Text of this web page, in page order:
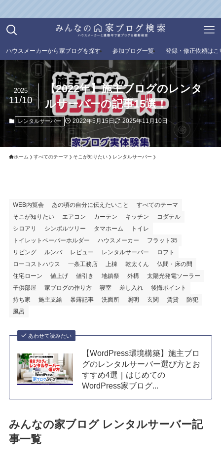
ハウスメーカーから家ブログを探す 参加ブログ一覧 登録・修正依頼はこ
【2022年】施主ブログのレンタ
ルサーバーの記事15選！
2025
11/10
レンタルサーバー 2022年5月15日 2025年11月10日
ホーム すべてのテーマ そこが知りたい レンタルサーバー
WEB内覧会 あの頃の自分に伝えたいこと
すべてのテーマ
そこが知りたい
エアコン カーテン キッチン
コダテル
シロアリ
シンボルツリー タマホーム
トイレ
トイレットペーパーホルダー
ハウスメーカー
フラット35
リビング
ルンバ レビュー レンタルサーバー
ロフト
ローコストハウス
一条工務店 上棟 乾太くん
仏間・床の間
住宅ローン
値上げ 値引き 地鎮祭 外構
太陽光発電ソーラー
子供部屋
家ブログの作り方 寝室 差し入れ
後悔ポイント
持ち家
施主支給 暴露記事 洗面所 照明 玄関 賃貸
防犯
風呂
あわせて読みたい
【WordPress環境構築】施主ブロ
グのレンタルサーバー選び方とお
すすめ4選｜はじめての
WordPress家ブログ...
みんなの家ブログ レンタルサーバー記
事一覧